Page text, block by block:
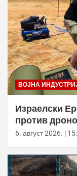
ВОЈНА
Израелски
против
6. август 2026. |